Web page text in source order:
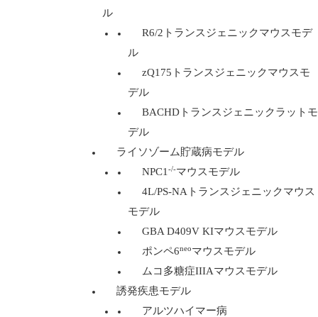
ル
R6/2トランスジェニックマウスモデ
ル
zQ175トランスジェニックマウスモ
デル
BACHDトランスジェニックラットモ
デル
ライソゾーム貯蔵病モデル
NPC1 -/-マウスモデル
4L/PS-NAトランスジェニックマウス
モデル
GBA D409V KIマウスモデル
ポンペ6neoマウスモデル
ムコ多糖症IIIAマウスモデル
誘発疾患モデル
アルツハイマー病